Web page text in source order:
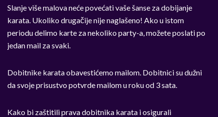
Slanje više malova neće povećati vaše šanse za dobijanje
karata. Ukoliko drugačije nije naglašeno! Ako u istom
periodu delimo karte za nekoliko party-a, možete poslati po
jedan mail za svaki.
Dobitnike karata obavestićemo mailom. Dobitnici su dužni
da svoje prisustvo potvrde mailom u roku od 3 sata.
Kako bi zaštitili prava dobitnika karata i osigurali